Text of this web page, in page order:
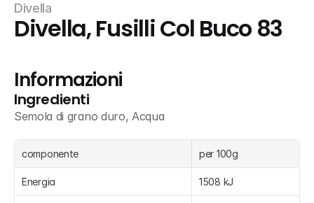
Divella
Divella, Fusilli Col Buco 83
Informazioni
Ingredienti
Semola di grano duro, Acqua
componente per 100g
Energia 1508 kJ